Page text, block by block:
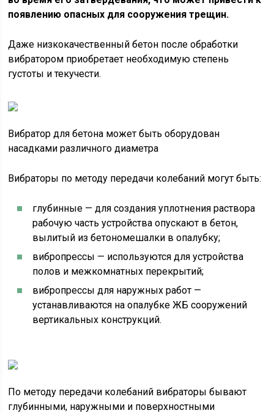
появлению опасных для сооружения трещин.
Даже низкокачественный бетон после обработки
вибратором приобретает необходимую степень
густоты и текучести.
Вибратор для бетона может быть оборудован
насадками различного диаметра
Вибраторы по методу передачи колебаний могут быть:
глубинные — для создания уплотнения раствора
рабочую часть устройства опускают в бетон,
вылитый из бетономешалки в опалубку;
вибропрессы — используются для устройства
полов и межкомнатных перекрытий;
вибропрессы для наружных работ —
устанавливаются на опалубке ЖБ сооружений
вертикальных конструкций.
По методу передачи колебаний вибраторы бывают
глубинными, наружными и поверхностными